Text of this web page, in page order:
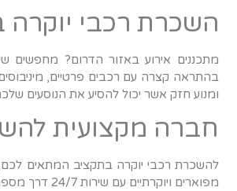
השכרת רכבי יוקרה
מתכננים אירוע באזור הדרום? מחפשים
בהתראה קצרה עם רכבים פרטיים, מיניבוסים
ומנוע חזק אשר יכול להסיע את הנוסעים
חברה מקצועית
להשכרת רכבי יוקרה בתקציב המתאים
מפוארים ויוקרתיים עם שירות 24/7 דרך מספר הטלפון המופיע באתר.